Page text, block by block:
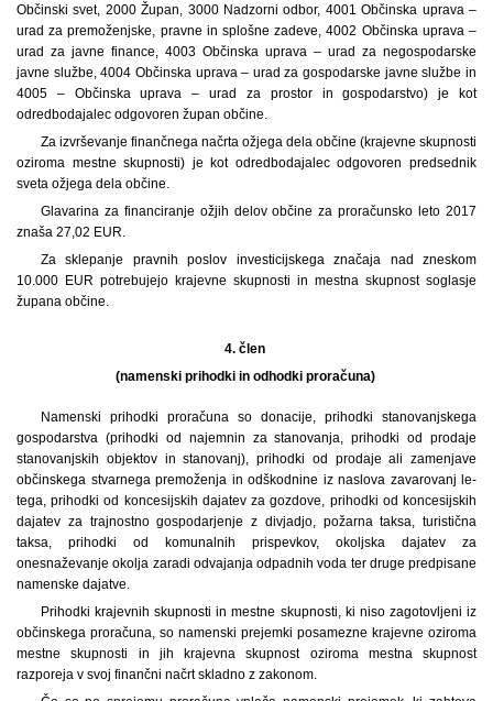
Občinski svet, 2000 Župan, 3000 Nadzorni odbor, 4001 Občinska uprava –
urad za premoženjske, pravne in splošne zadeve, 4002 Občinska uprava –
urad za javne finance, 4003 Občinska uprava – urad za negospodarske
javne službe, 4004 Občinska uprava – urad za gospodarske javne službe in
4005 – Občinska uprava – urad za prostor in gospodarstvo) je kot
odredbodajalec odgovoren župan občine.
Za izvrševanje finančnega načrta ožjega dela občine (krajevne skupnosti
oziroma mestne skupnosti) je kot odredbodajalec odgovoren predsednik
sveta ožjega dela občine.
Glavarina za financiranje ožjih delov občine za proračunsko leto 2017
znaša 27,02 EUR.
Za sklepanje pravnih poslov investicijskega značaja nad zneskom
10.000 EUR potrebujejo krajevne skupnosti in mestna skupnost soglasje
župana občine.
4. člen
(namenski prihodki in odhodki proračuna)
Namenski prihodki proračuna so donacije, prihodki stanovanjskega
gospodarstva (prihodki od najemnin za stanovanja, prihodki od prodaje
stanovanjskih objektov in stanovanj), prihodki od prodaje ali zamenjave
občinskega stvarnega premoženja in odškodnine iz naslova zavarovanj le-
tega, prihodki od koncesijskih dajatev za gozdove, prihodki od koncesijskih
dajatev za trajnostno gospodarjenje z divjadjo, požarna taksa, turistična
taksa, prihodki od komunalnih prispevkov, okoljska dajatev za
onesnaževanje okolja zaradi odvajanja odpadnih voda ter druge predpisane
namenske dajatve.
Prihodki krajevnih skupnosti in mestne skupnosti, ki niso zagotovljeni iz
občinskega proračuna, so namenski prejemki posamezne krajevne oziroma
mestne skupnosti in jih krajevna skupnost oziroma mestna skupnost
razporeja v svoj finančni načrt skladno z zakonom.